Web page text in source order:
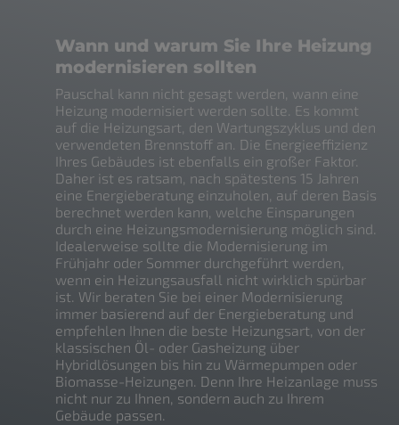
Wann und warum Sie Ihre Heizung
modernisieren sollten
Pauschal kann nicht gesagt werden, wann eine
Heizung modernisiert werden sollte. Es kommt
auf die Heizungsart, den Wartungszyklus und den
verwendeten Brennstoff an. Die Energieeffizienz
Ihres Gebäudes ist ebenfalls ein großer Faktor.
Daher ist es ratsam, nach spätestens 15 Jahren
eine Energieberatung einzuholen, auf deren Basis
berechnet werden kann, welche Einsparungen
durch eine Heizungsmodernisierung möglich sind.
Idealerweise sollte die Modernisierung im
Frühjahr oder Sommer durchgeführt werden,
wenn ein Heizungsausfall nicht wirklich spürbar
ist. Wir beraten Sie bei einer Modernisierung
immer basierend auf der Energieberatung und
empfehlen Ihnen die beste Heizungsart, von der
klassischen Öl- oder Gasheizung über
Hybridlösungen bis hin zu Wärmepumpen oder
Biomasse-Heizungen. Denn Ihre Heizanlage muss
nicht nur zu Ihnen, sondern auch zu Ihrem
Gebäude passen.